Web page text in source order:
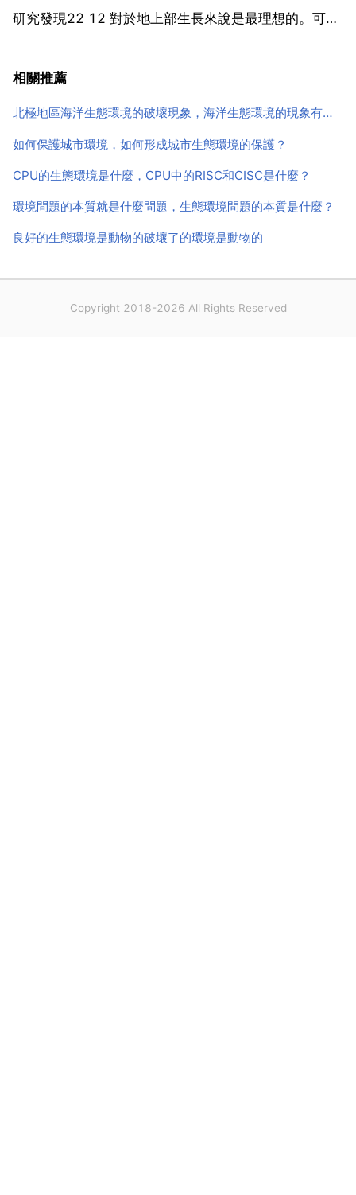
研究發現22 12 對於地上部生長來說是最理想的。可是
度可能依植物的年齡 光照強度 土壤肥力和溼度而改
相關推薦
北極地區海洋生態環境的破壞現象，海洋生態環境的現象有哪些
如何保護城市環境，如何形成城市生態環境的保護？
CPU的生態環境是什麼，CPU中的RISC和CISC是什麼？
環境問題的本質就是什麼問題，生態環境問題的本質是什麼？
良好的生態環境是動物的破壞了的環境是動物的
Copyright 2018-2026 All Rights Reserved